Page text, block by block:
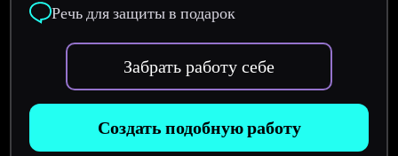
Речь для защиты в подарок
Забрать работу себе
Создать подобную работу